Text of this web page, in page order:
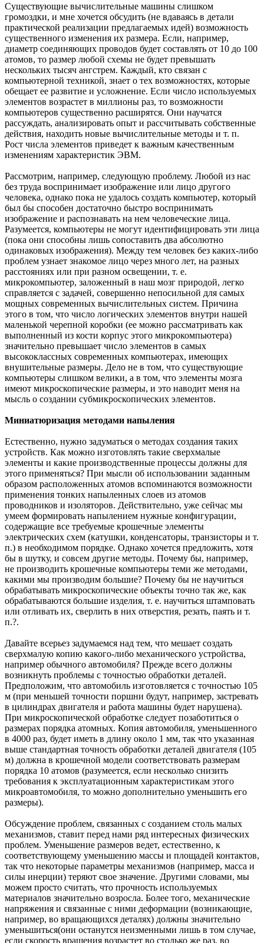
Существующие вычислительные машины слишком
громоздки, и мне хочется обсудить (не вдаваясь в детали
практической реализации предлагаемых идей) возможность
существенного изменения их размера. Если, например,
диаметр соединяющих проводов будет составлять от 10 до 100
атомов, то размер любой схемы не будет превышать
нескольких тысяч ангстрем. Каждый, кто связан с
компьютерной техникой, знает о тех возможностях, которые
обещает ее развитие и усложнение. Если число используемых
элементов возрастет в миллионы раз, то возможности
компьютеров существенно расширятся. Они научатся
рассуждать, анализировать опыт и рассчитывать собственные
действия, находить новые вычислительные методы и т. п.
Рост числа элементов приведет к важным качественным
изменениям характеристик ЭВМ.
Рассмотрим, например, следующую проблему. Любой из нас
без труда воспринимает изображение или лицо другого
человека, однако пока не удалось создать компьютер, который
был бы способен достаточно быстро воспринимать
изображение и распознавать на нем человеческие лица.
Разумеется, компьютеры не могут идентифицировать эти лица
(пока они способны лишь сопоставить два абсолютно
одинаковых изображения). Между тем человек без каких-либо
проблем узнает знакомое лицо через много лет, на разных
расстояниях или при разном освещении, т. е.
микрокомпьютер, заложенный в наш мозг природой, легко
справляется с задачей, совершенно непосильной для самых
мощных современных вычислительных систем. Причина
этого в том, что число логических элементов внутри нашей
маленькой черепной коробки (ее можно рассматривать как
выполненный из кости корпус этого микрокомпьютера)
значительно превышает число элементов в самых
высококлассных современных компьютерах, имеющих
внушительные размеры. Дело не в том, что существующие
компьютеры слишком велики, а в том, что элементы мозга
имеют микроскопические размеры, и это наводит меня на
мысль о создании субмикроскопических элементов.
Миниатюризация методами напыления
Естественно, нужно задуматься о методах создания таких
устройств. Как можно изготовлять такие сверхмалые
элементы и какие производственные процессы должны для
этого применяться? При мысли об использовании заданным
образом расположенных атомов вспоминаются возможности
применения тонких напыленных слоев из атомов
проводников и изоляторов. Действительно, уже сейчас мы
умеем формировать напылением нужные конфигурации,
содержащие все требуемые крошечные элементы
электрических схем (катушки, конденсаторы, транзисторы и т.
п.) в необходимом порядке. Однако хочется предложить, хотя
бы в шутку, и совсем другие методы. Почему бы, например,
не производить крошечные компьютеры теми же методами,
какими мы производим большие? Почему бы не научиться
обрабатывать микроскопические объекты точно так же, как
обрабатываются большие изделия, т. е. научиться штамповать
или отливать их, сверлить в них отверстия, резать, паять и т.
п.?.
Давайте всерьез задумаемся над тем, что мешает создать
сверхмалую копию какого-либо механического устройства,
например обычного автомобиля? Прежде всего должны
возникнуть проблемы с точностью обработки деталей.
Предположим, что автомобиль изготовляется с точностью 105
м (при меньшей точности поршни будут, например, застревать
в цилиндрах двигателя и работа машины будет нарушена).
При микроскопической обработке следует позаботиться о
размерах порядка атомных. Копия автомобиля, уменьшенного
в 4000 раз, будет иметь в длину около 1 мм, так что указанная
выше стандартная точность обработки деталей двигателя (105
м) должна в крошечной модели соответствовать размерам
порядка 10 атомов (разумеется, если несколько снизить
требования к эксплуатационным характеристикам этого
микроавтомобиля, то можно дополнительно уменьшить его
размеры).
Обсуждение проблем, связанных с созданием столь малых
механизмов, ставит перед нами ряд интересных физических
проблем. Уменьшение размеров ведет, естественно, к
соответствующему уменьшению массы и площадей контактов,
так что некоторые параметры механизмов (например, масса и
силы инерции) теряют свое значение. Другими словами, мы
можем просто считать, что прочность используемых
материалов значительно возросла. Более того, механические
напряжения и связанные с ними деформации (возникающие,
например, во вращающихся деталях) должны значительно
уменьшиться(они останутся неизменными лишь в том случае,
если скорость вращения возрастет во столько же раз, во